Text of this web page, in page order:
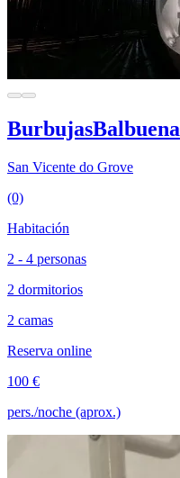
BurbujasBalbuena
San Vicente do Grove
(0)
Habitación
2 - 4 personas
2 dormitorios
2 camas
Reserva online
100 €
pers./noche (aprox.)